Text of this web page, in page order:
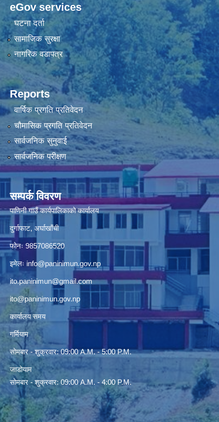
eGov services
घटना दर्ता
सामाजिक सुरक्षा
नागरिक वडापत्र
Reports
वार्षिक प्रगति प्रतिवेदन
चौमासिक प्रगति प्रतिवेदन
सार्वजनिक सुनुवाई
सार्वजनिक परीक्षण
सम्पर्क विवरण
पाणिनी गाउँ कार्यपालिकाको कार्यालय
दुर्गाफाट, अर्घाखाँची
फोनः 9857086520
इमेलः info@paninimun.gov.np
ito.paninimun@gmail.com
ito@paninimun.gov.np
कार्यालय समय
गर्मियाम
सोमबार - शुक्रवार: 09:00 A.M. - 5:00 P.M.
जाडोयाम
सोमबार - शुक्रवार: 09:00 A.M. - 4:00 P.M.